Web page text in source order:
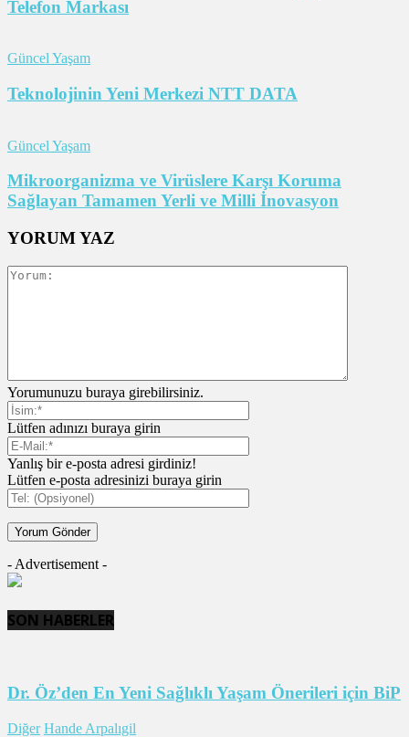
Telefon Markası
Güncel Yaşam
Teknolojinin Yeni Merkezi NTT DATA
Güncel Yaşam
Mikroorganizma ve Virüslere Karşı Koruma
Sağlayan Tamamen Yerli ve Milli İnovasyon
YORUM YAZ
Yorumunuzu buraya girebilirsiniz.
Lütfen adınızı buraya girin
Yanlış bir e-posta adresi girdiniz!
Lütfen e-posta adresinizi buraya girin
- Advertisement -
SON HABERLER
Dr. Öz’den En Yeni Sağlıklı Yaşam Önerileri için BiP
Diğer Hande Arpalıgil